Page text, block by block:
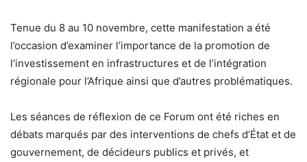
Tenue du 8 au 10 novembre, cette manifestation a été
l’occasion d’examiner l’importance de la promotion de
l’investissement en infrastructures et de l’intégration
régionale pour l’Afrique ainsi que d’autres problématiques.
Les séances de réflexion de ce Forum ont été riches en
débats marqués par des interventions de chefs d’État et de
gouvernement, de décideurs publics et privés, et